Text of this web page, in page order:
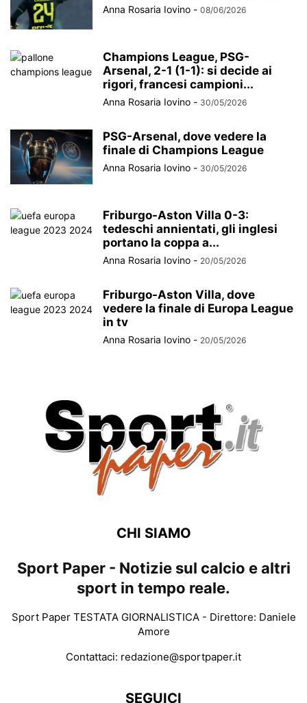
Anna Rosaria Iovino - 08/06/2026
Champions League, PSG-
Arsenal, 2-1 (1-1): si decide ai
rigori, francesi campioni...
Anna Rosaria Iovino - 30/05/2026
PSG-Arsenal, dove vedere la
finale di Champions League
Anna Rosaria Iovino - 30/05/2026
Friburgo-Aston Villa 0-3:
tedeschi annientati, gli inglesi
portano la coppa a...
Anna Rosaria Iovino - 20/05/2026
Friburgo-Aston Villa, dove
vedere la finale di Europa League
in tv
Anna Rosaria Iovino - 20/05/2026
CHI SIAMO
Sport Paper - Notizie sul calcio e altri
sport in tempo reale.
Sport Paper TESTATA GIORNALISTICA - Direttore: Daniele
Amore
Contattaci: redazione@sportpaper.it
SEGUICI